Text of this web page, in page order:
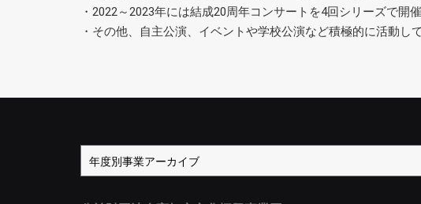
・2022～2023年には結成20周年コンサートを4回シリーズで開催
・その他、自主公演、イベントや学校公演など積極的に活動して